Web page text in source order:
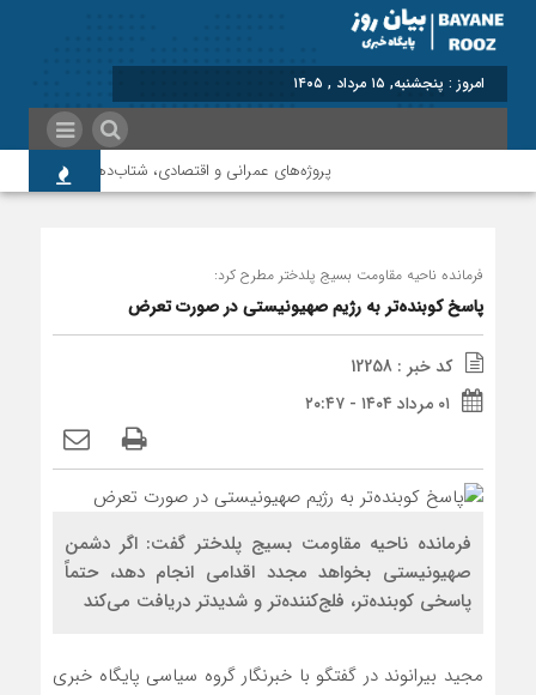
برابر با : Thursday - 6 August - 2026
پروژه‌های عمرانی و اقتصادی، شتاب‌دهنده توسعه
فرمانده ناحیه مقاومت بسیج پلدختر مطرح کرد:
پاسخ کوبنده‌تر به رژیم صهیونیستی در صورت تعرض
کد خبر : 12258
۰۱ مرداد ۱۴۰۴ - ۲۰:۴۷
فرمانده ناحیه مقاومت بسیج پلدختر گفت: اگر دشمن
صهیونیستی بخواهد مجدد اقدامی انجام دهد، حتماً
پاسخی کوبنده‌تر، فلج‌کننده‌تر و شدیدتر دریافت می‌کند
مجید بیرانوند در گفتگو با خبرنگار گروه سیاسی پایگاه خبری